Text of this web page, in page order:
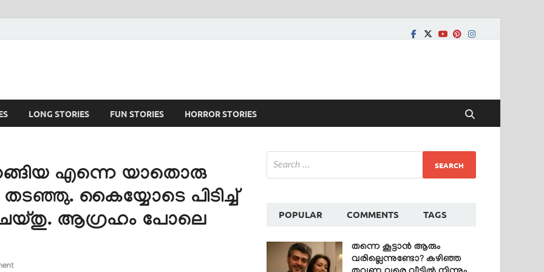
LONG STORIES FUN STORIES HORROR STORIES
എന്നെ യാതൊരു
കൈയ്യോടെ പിടിച്ച്
ചെയ്തു. ആഗ്രഹം പോലെ
POPULAR COMMENTS TAGS
തന്നെ കൂട്ടാൻ ആരും
വരില്ലെന്നുണ്ടോ? കഴിഞ്ഞ